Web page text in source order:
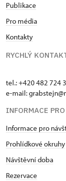
Publikace
Pro média
Kontakty
RYCHLÝ
tel.: +420 482 724
e-mail:
INFORMACE
Informace pro
Prohlídkové okruhy
Návštěvní doba
Rezervace